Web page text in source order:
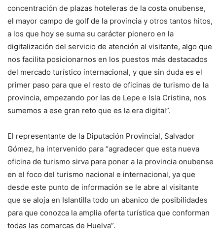
concentración de plazas hoteleras de la costa onubense,
el mayor campo de golf de la provincia y otros tantos hitos,
a los que hoy se suma su carácter pionero en la
digitalización del servicio de atención al visitante, algo que
nos facilita posicionarnos en los puestos más destacados
del mercado turístico internacional, y que sin duda es el
primer paso para que el resto de oficinas de turismo de la
provincia, empezando por las de Lepe e Isla Cristina, nos
sumemos a ese gran reto que es la era digital”.
El representante de la Diputación Provincial, Salvador
Gómez, ha intervenido para “agradecer que esta nueva
oficina de turismo sirva para poner a la provincia onubense
en el foco del turismo nacional e internacional, ya que
desde este punto de información se le abre al visitante
que se aloja en Islantilla todo un abanico de posibilidades
para que conozca la amplia oferta turística que conforman
todas las comarcas de Huelva”.